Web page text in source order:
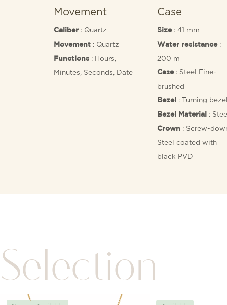
Movement
Caliber : Quartz
Movement : Quartz
Functions : Hours,
Minutes, Seconds, Date
Case
Size: 41 mm
Water resistance:
200 m
Case: Steel Fine-
brushed
Bezel : Turning
Bezel Material :
Crown: Screw-
Steel coated with
black PVD
Selection